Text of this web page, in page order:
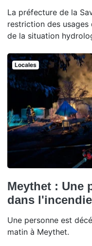
La préfecture de la
restriction des usages
de la situation
Locales
Meythet : Une
dans
Une personne est
matin à Meythet.